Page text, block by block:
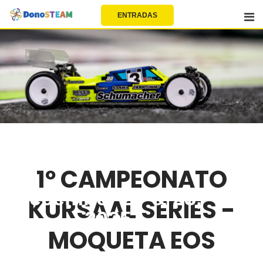
ENTRADAS
December 27 & 28,
2025
1º CAMPEONATO
KURSAAL SERIES -
MOQUETA EOS